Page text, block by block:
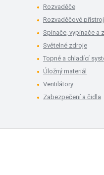
Rozvaděče
Rozvaděčové
Spínače, vypínače a
Světelné zdroje
Topné a chladící
Úložný materiál
Ventilátory
Zabezpečení a čidla